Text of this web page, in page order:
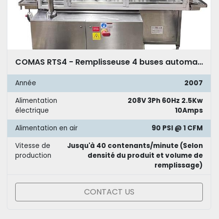
COMAS RTS4 - Remplisseuse 4 buses automatique avec tête de vissage & station de pressage
Année
2007
Alimentation
électrique
208V 3Ph 60Hz 2.5Kw
10Amps
Alimentation en air
90 PSI @ 1 CFM
Vitesse de
production
Jusqu'à 40 contenants/minute (Selon
densité du produit et volume de
remplissage)
CONTACT US